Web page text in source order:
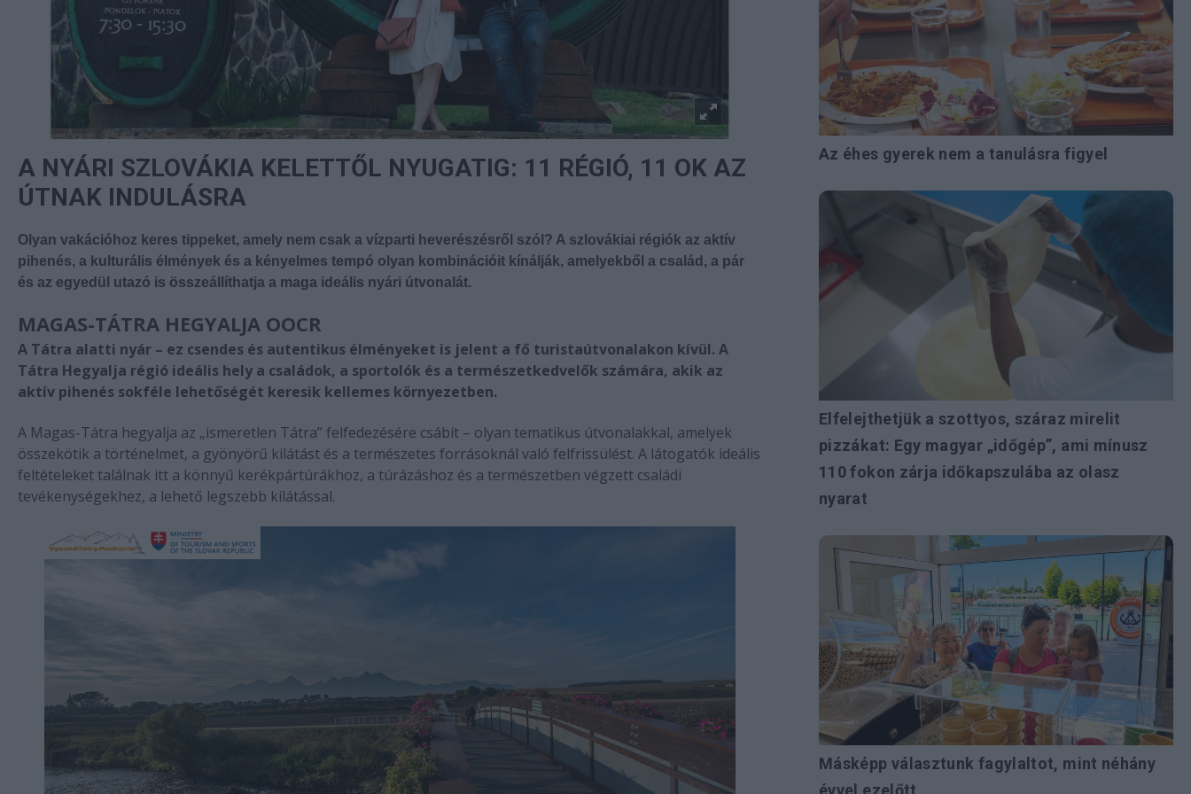
A NYÁRI SZLOVÁKIA KELETTŐL NYUGATIG: 11 RÉGIÓ, 11 OK AZ
ÚTNAK INDULÁSRA
Olyan vakációhoz keres tippeket, amely nem csak a vízparti heverészésről szól? A szlovákiai régiók az aktív
pihenés, a kulturális élmények és a kényelmes tempó olyan kombinációit kínálják, amelyekből a család, a pár
és az egyedül utazó is összeállíthatja a maga ideális nyári útvonalát.
MAGAS-TÁTRA HEGYALJA OOCR
A Tátra alatti nyár – ez csendes és autentikus élményeket is jelent a fő turistaútvonalakon kívül. A
Tátra Hegyalja régió ideális hely a családok, a sportolók és a természetkedvelők számára, akik az
aktív pihenés sokféle lehetőségét keresik kellemes környezetben.
A Magas-Tátra hegyalja az „ismeretlen Tátra” felfedezésére csábít – olyan tematikus útvonalakkal, amelyek
összekötik a történelmet, a gyönyörű kilátást és a természetes forrásoknál való felfrissülést. A látogatók ideális
feltételeket találnak itt a könnyű kerékpártúrákhoz, a túrázáshoz és a természetben végzett családi
tevékenységekhez, a lehető legszebb kilátással.
Az éhes gyerek nem a tanulásra figyel
Elfelejthetjük a szottyos, száraz mirelit
pizzákat: Egy magyar „időgép”, ami mínusz
110 fokon zárja időkapszulába az olasz
nyarat
Másképp választunk fagylaltot, mint néhány
évvel ezelőtt